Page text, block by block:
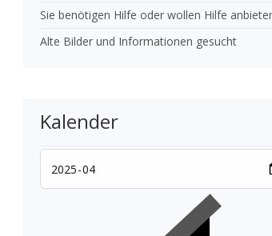
Sie benötigen Hilfe oder wollen Hilfe
Alte Bilder und Informationen gesucht
Kalender